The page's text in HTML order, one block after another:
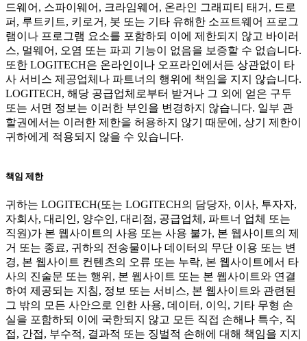
드웨어, 스파이웨어, 크라임웨어, 온라인 그래피티 태거, 드로
퍼, 루트키트, 키로거, 봇 또는 기타 유해한 소프트웨어 프로그
램이나 프로그램 요소를 포함하되 이에 제한되지 않고 바이러
스, 멀웨어, 오염 또는 파괴 기능이 없음을 보증할 수 없습니다.
또한 LOGITECH은 온라인이나 오프라인에서든 상관없이 타
사 서비스 제공업체나 파트너의 행위에 책임을 지지 않습니다.
LOGITECH, 해당 공급업체로부터 받거나 그 외에 얻은 구두
또는 서면 정보는 이러한 부인을 변경하지 않습니다. 일부 관
할권에서는 이러한 제한을 허용하지 않기 때문에, 상기 제한이
귀하에게 적용되지 않을 수 있습니다.
책임 제한
귀하는 LOGITECH(또는 LOGITECH의 담당자, 이사, 투자자,
자회사, 대리인, 양수인, 대리점, 공급업체, 파트너 업체 또는
직원)가 본 웹사이트의 사용 또는 사용 불가, 본 웹사이트의 제
거 또는 종료, 귀하의 전송물이나 데이터의 무단 이용 또는 변
경, 본 웹사이트 컨텐츠의 오류 또는 누락, 본 웹사이트에서 타
사의 진술문 또는 행위, 본 웹사이트 또는 본 웹사이트와 연결
하여 제공되는 지침, 정보 또는 서비스, 본 웹사이트와 관련된
그 밖의 모든 사안으로 인한 사용, 데이터, 이익, 기타 무형 손
실을 포함하되 이에 국한되지 않고 모든 직접 손해나 특수, 직
접, 간접, 부수적, 결과적 또는 징벌적 손해에 대해 책임을 지지